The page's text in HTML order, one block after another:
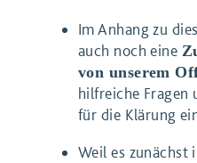
Im Anhang zu
auch noch eine
von unserem
hilfreiche Fragen
für die Klärung
Weil es zunächst